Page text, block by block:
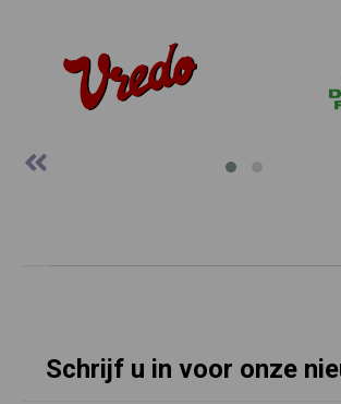
Schrijf u in voor onze